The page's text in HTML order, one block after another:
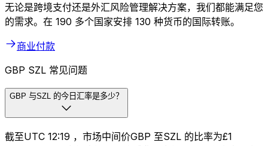
无论是跨境支付还是外汇风险管理解决方案，我们都能满足您
的需求。在 190 多个国家安排 130 种货币的国际转账。
商业付款
GBP SZL 常见问题
GBP 与SZL 的今日汇率是多少？
截至UTC 12:19 ，市场中间价GBP 至SZL 的比率为£1